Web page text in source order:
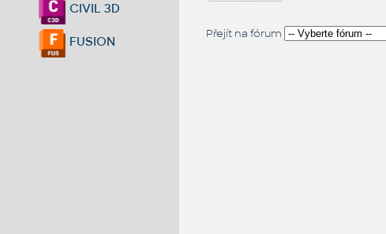
CIVIL 3D
FUSION
Přejít na fórum